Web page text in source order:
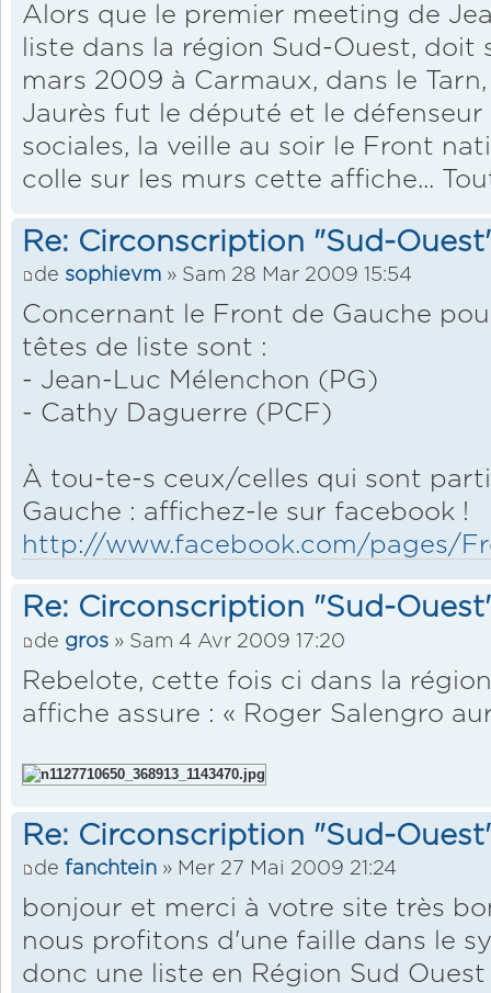
Alors que le premier meeting de
liste dans la région Sud-Ouest,
mars 2009 à Carmaux, dans le
Jaurès fut le député et le
sociales, la veille au soir le Front
colle sur les murs cette affiche...
Re: Circonscription "Sud-
de sophievm » Sam 28 Mar 2009 15:54
Concernant le Front de Gauche
têtes de liste sont :
- Jean-Luc Mélenchon (PG)
- Cathy Daguerre (PCF)
À tou-te-s ceux/celles qui sont
Gauche : affichez-le sur facebook !
http://www.facebook.com/pages/
Re: Circonscription "Sud-
de gros » Sam 4 Avr 2009 17:20
Rebelote, cette fois ci dans la
affiche assure : « Roger Salengro
Re: Circonscription "Sud-
de fanchtein » Mer 27 Mai 2009 21:24
bonjour et merci à votre site très
nous profitons d'une faille dans le
donc une liste en Région Sud Ouest